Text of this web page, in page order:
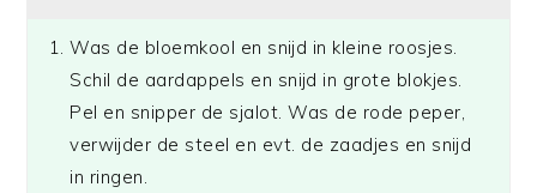
Was de bloemkool en snijd in kleine roosjes.
Schil de aardappels en snijd in grote blokjes.
Pel en snipper de sjalot. Was de rode peper,
verwijder de steel en evt. de zaadjes en snijd
in ringen.